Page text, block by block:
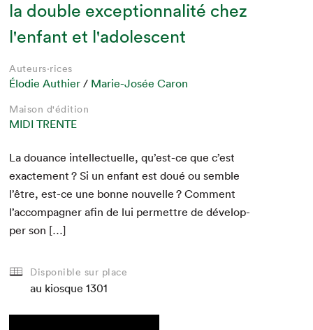
la double exceptionnalité chez
l'enfant et l'adolescent
Auteurs·rices
Élodie Authier / Marie-Josée Caron
Maison d'édition
MIDI TRENTE
La douance intel­lectuelle, qu’est-ce que c’est
exacte­ment ? Si un enfant est doué ou sem­ble
l’être, est-ce une bonne nou­velle ? Com­ment
l’accompagner afin de lui per­me­t­tre de dévelop­
per son […]
Disponible sur place
au kiosque 1301